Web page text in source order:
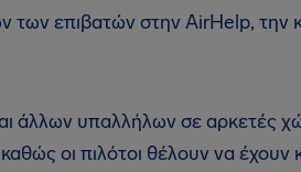
επιβατών στην AirHelp, την
άλλων υπαλλήλων σε αρκετές
οι πιλότοι θέλουν να έχουν